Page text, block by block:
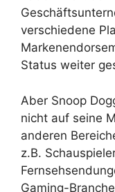
verschiedene
Status weiter
Aber Snoop
nicht auf seine
anderen
z.B.
Gaming-